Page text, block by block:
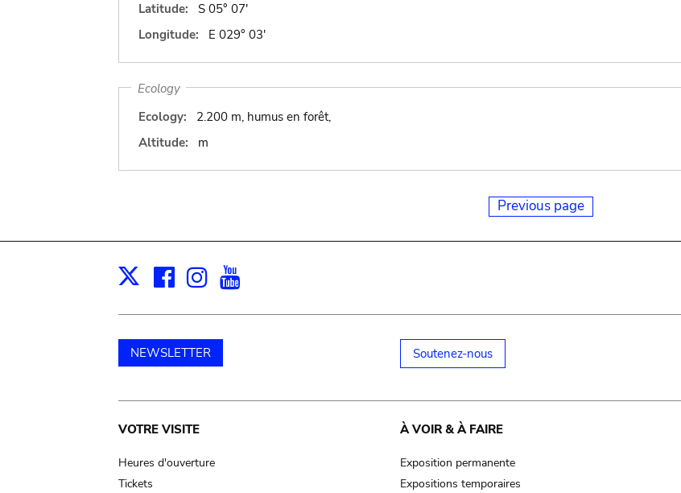
Latitude:
S 05° 07'
Longitude:
E 029° 03'
Ecology
Ecology:
2.200 m, humus en forêt,
Altitude:
m
Previous page
X Facebook
Instagram
NEWSLETTER Soutenez-nous
Main
navigation
VOTRE VISITE
Heures d'ouverture
Tickets
À VOIR & À FAIRE
Exposition permanente
Expositions temporaires